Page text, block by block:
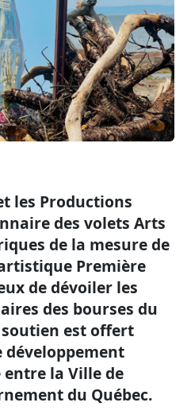
les Productions
des volets Arts
de la mesure de
Première
de dévoiler les
des bourses du
soutien est offert
développement
la Ville de
du Québec.